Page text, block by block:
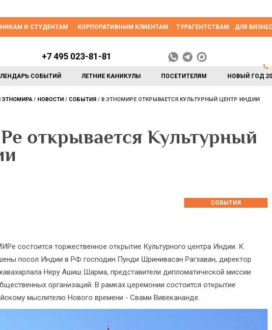
И СТУДЕНТАМ КОРПОРАТИВНЫМ КЛИЕНТАМ ТУРАГЕНТСТВАМ ДЛЯ
СОБЫТИЙ ЛЕТНИЕ КАНИКУЛЫ ПОСЕТИТЕЛЯМ НОВЫЙ ГОД
+7 495 023-81-81
ЭТНОМИРА НОВОСТИ СОБЫТИЯ В ЭТНОМИРЕ ОТКРЫВАЕТСЯ КУЛЬТУРНЫЙ ЦЕНТР ИНДИИ
открывается Культурный
СОБЫТИЯ
состоится торжественное открытие Культурного центра Индии. К
посол Индии в РФ господин Пунди Шринивасан Рагхаван, директор
Неру Ашиш Шарма, представители дипломатической миссии
организаций. В рамках церемонии состоится открытие
мыслителю Нового времени - Свами Вивекананде.